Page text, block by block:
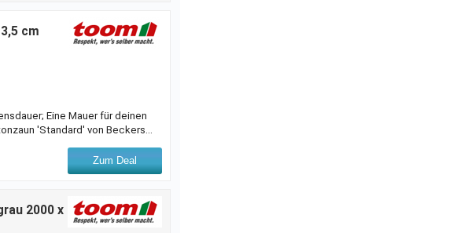
cm
Eine Mauer für deinen
'Standard' von Beckers
35 mm hat der Betonzaun
Zum Deal
2000 x